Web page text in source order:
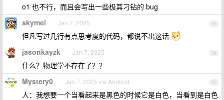
o1 也不行，而且会写出一些极其刁钻的 bug
33
skymei Jan 7, 2025
但凡写过几行有点思考度的代码，都说不出这话
34
jasonkayzk Jan 7, 2025
什么？物理学不存在了？？
35
Mystery0 Jan 7, 2025 via Android
人：我想要一个当看起来是黑色的时候它是白色，当看到是白色